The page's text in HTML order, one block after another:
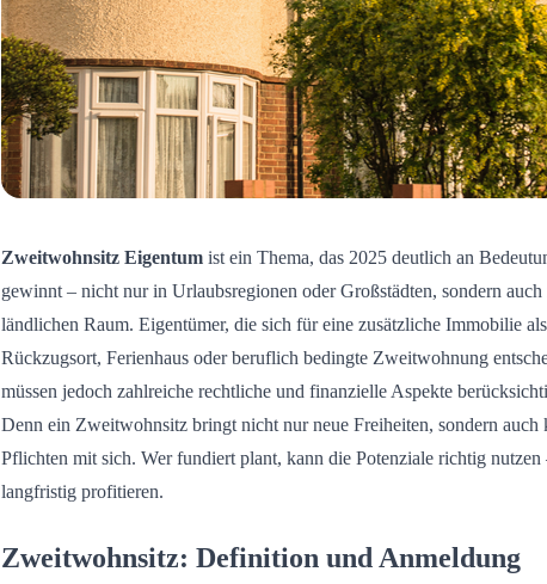
Zweitwohnsitz Eigentum ist ein Thema, das 2025 deutlich an
gewinnt – nicht nur in Urlaubsregionen oder Großstädten, sondern auch
ländlichen Raum. Eigentümer, die sich für eine zusätzliche Immobilie als
Rückzugsort, Ferienhaus oder beruflich bedingte Zweitwohnung
müssen jedoch zahlreiche rechtliche und finanzielle Aspekte
Denn ein Zweitwohnsitz bringt nicht nur neue Freiheiten, sondern auch
Pflichten mit sich. Wer fundiert plant, kann die Potenziale richtig nutzen
langfristig profitieren.
Zweitwohnsitz: Definition und Anmeldung